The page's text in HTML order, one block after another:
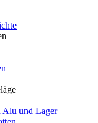
Alu und Lager